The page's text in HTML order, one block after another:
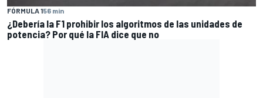
FÓRMULA 156 min
¿Debería la F1 prohibir los algoritmos de las unidades de
potencia? Por qué la FIA dice que no